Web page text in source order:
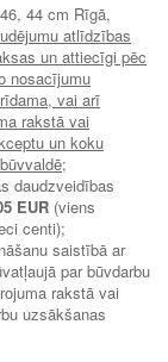
44 cm Rīgā,
atlīdzības
un attiecīgi pēc
nosacījumu
vai arī
rakstā vai
un koku
;
daudzveidības
EUR (viens
centi);
saistībā ar
par būvdarbu
rakstā vai
uzsākšanas